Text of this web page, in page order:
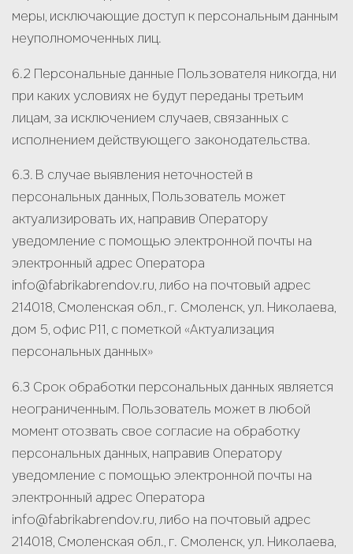
меры, исключающие доступ к персональным данным
неуполномоченных лиц.
6.2 Персональные данные Пользователя никогда, ни
при каких условиях не будут переданы третьим
лицам, за исключением случаев, связанных с
исполнением действующего законодательства.
6.3. В случае выявления неточностей в
персональных данных, Пользователь может
актуализировать их, направив Оператору
уведомление с помощью электронной почты на
электронный адрес Оператора
info@fabrikabrendov.ru, либо на почтовый адрес
214018, Смоленская обл., г. Смоленск, ул. Николаева,
дом 5, офис Р11, с пометкой «Актуализация
персональных данных»
6.3 Срок обработки персональных данных является
неограниченным. Пользователь может в любой
момент отозвать свое согласие на обработку
персональных данных, направив Оператору
уведомление с помощью электронной почты на
электронный адрес Оператора
info@fabrikabrendov.ru, либо на почтовый адрес
214018, Смоленская обл., г. Смоленск, ул. Николаева,